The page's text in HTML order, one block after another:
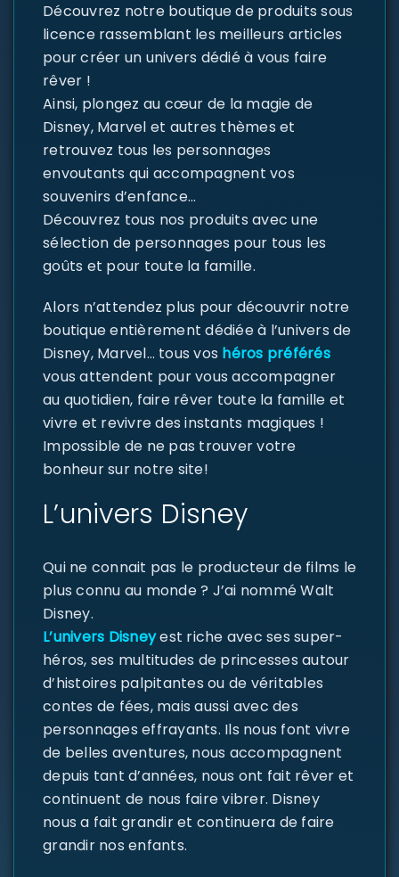
Découvrez notre boutique de produits sous
licence rassemblant les meilleurs articles
pour créer un univers dédié à vous faire
rêver !
Ainsi, plongez au cœur de la magie de
Disney, Marvel et autres thèmes et
retrouvez tous les personnages
envoutants qui accompagnent vos
souvenirs d’enfance…
Découvrez tous nos produits avec une
sélection de personnages pour tous les
goûts et pour toute la famille.
Alors n’attendez plus pour découvrir notre
boutique entièrement dédiée à l’univers de
Disney, Marvel… tous vos héros préférés
vous attendent pour vous accompagner
au quotidien, faire rêver toute la famille et
vivre et revivre des instants magiques !
Impossible de ne pas trouver votre
bonheur sur notre site!
L’univers Disney
Qui ne connait pas le producteur de films le
plus connu au monde ? J’ai nommé Walt
Disney.
L’univers Disneyest riche avec ses super-
héros, ses multitudes de princesses autour
d’histoires palpitantes ou de véritables
contes de fées, mais aussi avec des
personnages effrayants. Ils nous font vivre
de belles aventures, nous accompagnent
depuis tant d’années, nous ont fait rêver et
continuent de nous faire vibrer. Disney
nous a fait grandir et continuera de faire
grandir nos enfants.